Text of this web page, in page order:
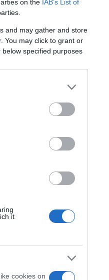
on the IAB’s List of
and may gather and store
You may click to grant or
specified purposes
it
cookies on
Reading Time: 1 min read
και Λύκεια με νέα
προκήρυξη των